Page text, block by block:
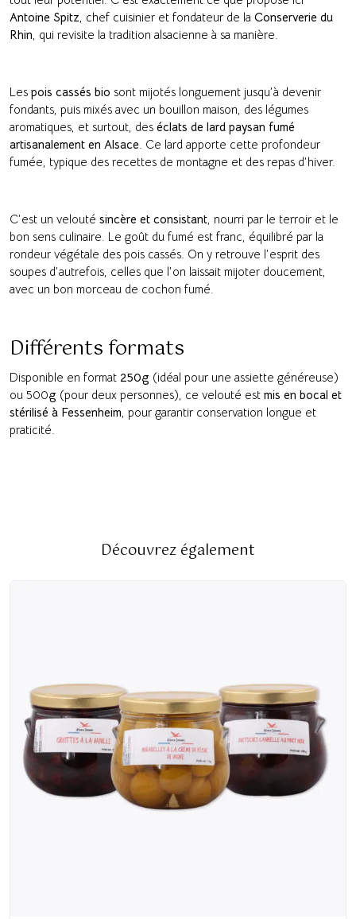
Antoine Spitz, chef cuisinier et fondateur de la Conserverie du
Rhin, qui revisite la tradition alsacienne à sa manière.
Les pois cassés bio sont mijotés longuement jusqu’à devenir
fondants, puis mixés avec un bouillon maison, des légumes
aromatiques, et surtout, des éclats de lard paysan fumé
artisanalement en Alsace. Ce lard apporte cette profondeur
fumée, typique des recettes de montagne et des repas d’hiver.
C’est un velouté sincère et consistant, nourri par le terroir et le
bon sens culinaire. Le goût du fumé est franc, équilibré par la
rondeur végétale des pois cassés. On y retrouve l’esprit des
soupes d’autrefois, celles que l’on laissait mijoter doucement,
avec un bon morceau de cochon fumé.
Différents formats
Disponible en format 250g (idéal pour une assiette généreuse)
ou 500g (pour deux personnes), ce velouté est mis en bocal et
stérilisé à Fessenheim, pour garantir conservation longue et
praticité.
Découvrez également